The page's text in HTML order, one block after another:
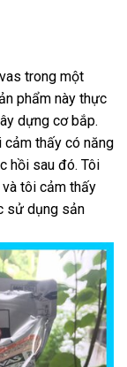
trong một
phẩm này thực
dựng cơ bắp.
cảm thấy có năng
hồi sau đó. Tôi
tôi cảm thấy
sử dụng sản